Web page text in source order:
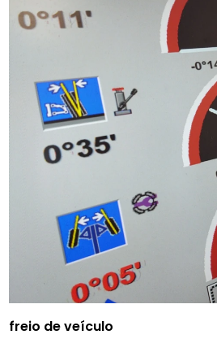
freio de veículo